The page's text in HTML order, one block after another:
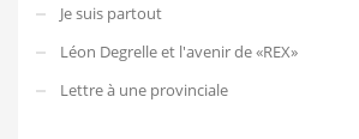
Je suis partout
Léon Degrelle et l'avenir de «REX»
Lettre à une provinciale